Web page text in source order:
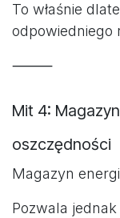
To właśnie
odpowiedniego
⸻
Mit 4:
oszczędności
Magazyn
Pozwala